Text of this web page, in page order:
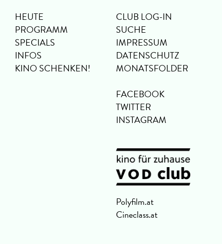
HEUTE
PROGRAMM
SPECIALS
INFOS
KINO SCHENKEN!
CLUB LOG-IN
SUCHE
IMPRESSUM
DATENSCHUTZ
MONATSFOLDER
FACEBOOK
TWITTER
INSTAGRAM
Polyfilm.at
Cineclass.at